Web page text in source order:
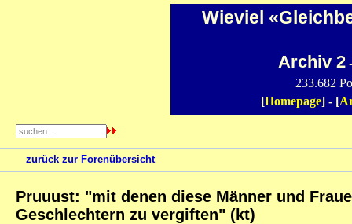
Wieviel
Archiv 2
233.682
[Homepage] - [
zurück zur Forenübersicht
Pruuust: "mit denen diese Männer und
Geschlechtern zu vergiften" (kt)